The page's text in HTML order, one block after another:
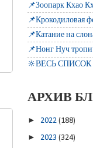
📌Зоопарк Кхао
📌Крокодиловая
📌Катание на
📌Нонг Нуч
🔆ВЕСЬ СПИСОК
АРХИВ
► 2022 (188)
► 2023 (324)